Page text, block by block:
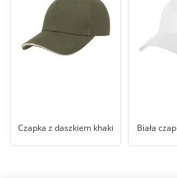
Czapka z daszkiem khaki Biała